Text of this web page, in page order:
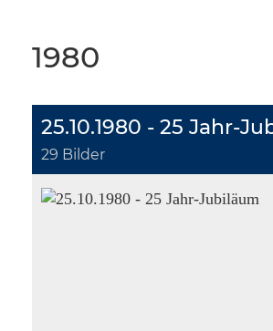
1980
25.10.1980 - 25 Jahr-
29 Bilder